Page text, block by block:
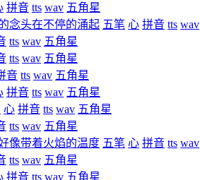
拼音 tts wav 五角星
念头在不停的涌起 五笔 心 拼音 tts wav
tts wav 五角星
tts wav 五角星
音 tts wav 五角星
拼音 tts wav 五角星
心 拼音 tts wav 五角星
tts wav 五角星
像带着火焰的温度 五笔 心 拼音 tts wav
tts wav 五角星
拼音 tts wav 五角星